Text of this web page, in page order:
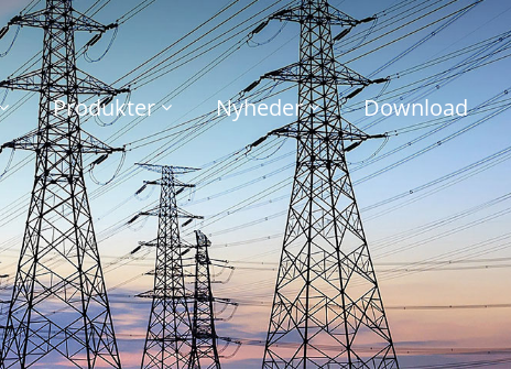
Produkter Nyheder Download